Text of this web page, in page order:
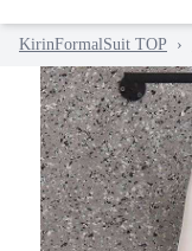
KirinFormalSuit TOP ›